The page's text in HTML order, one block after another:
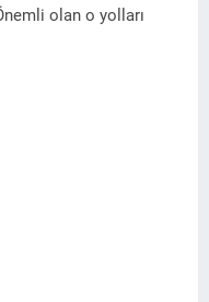
olan o yolları